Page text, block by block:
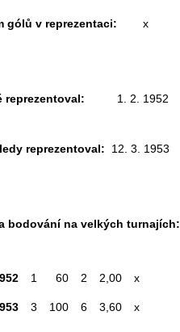
gólů v reprezentaci: x
reprezentoval: 1. 2. 1952
reprezentoval: 12. 3. 1953
bodování na velkých turnajích:
1 60 2 2,00 x
3 100 6 3,60 x